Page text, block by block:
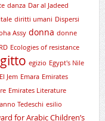
danza Dar al Jadeed
diritti umani Dispersi
Assy donna donne
Ecologies of resistance
egizio Egypt's Nile
El Jem Emara Emirates
Emirates Literature
Tedeschi esilio
for Arabic Children’s